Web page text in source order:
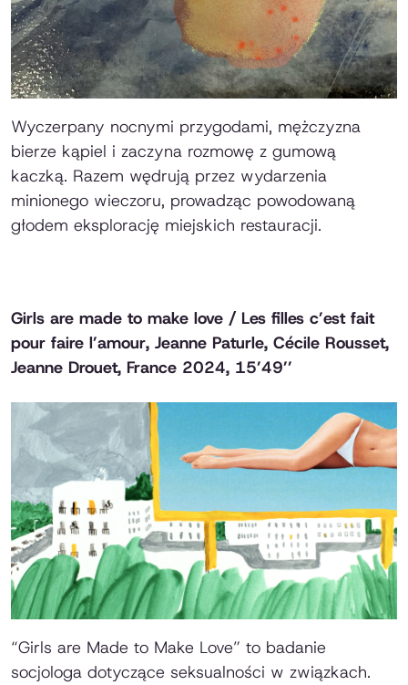
Wyczerpany nocnymi przygodami, mężczyzna
bierze kąpiel i zaczyna rozmowę z gumową
kaczką. Razem wędrują przez wydarzenia
minionego wieczoru, prowadząc powodowaną
głodem eksplorację miejskich restauracji.
Girls are made to make love / Les filles c’est fait
pour faire l’amour, Jeanne Paturle, Cécile Rousset,
Jeanne Drouet, France 2024, 15’49’’
“Girls are Made to Make Love” to badanie
socjologa dotyczące seksualności w związkach.